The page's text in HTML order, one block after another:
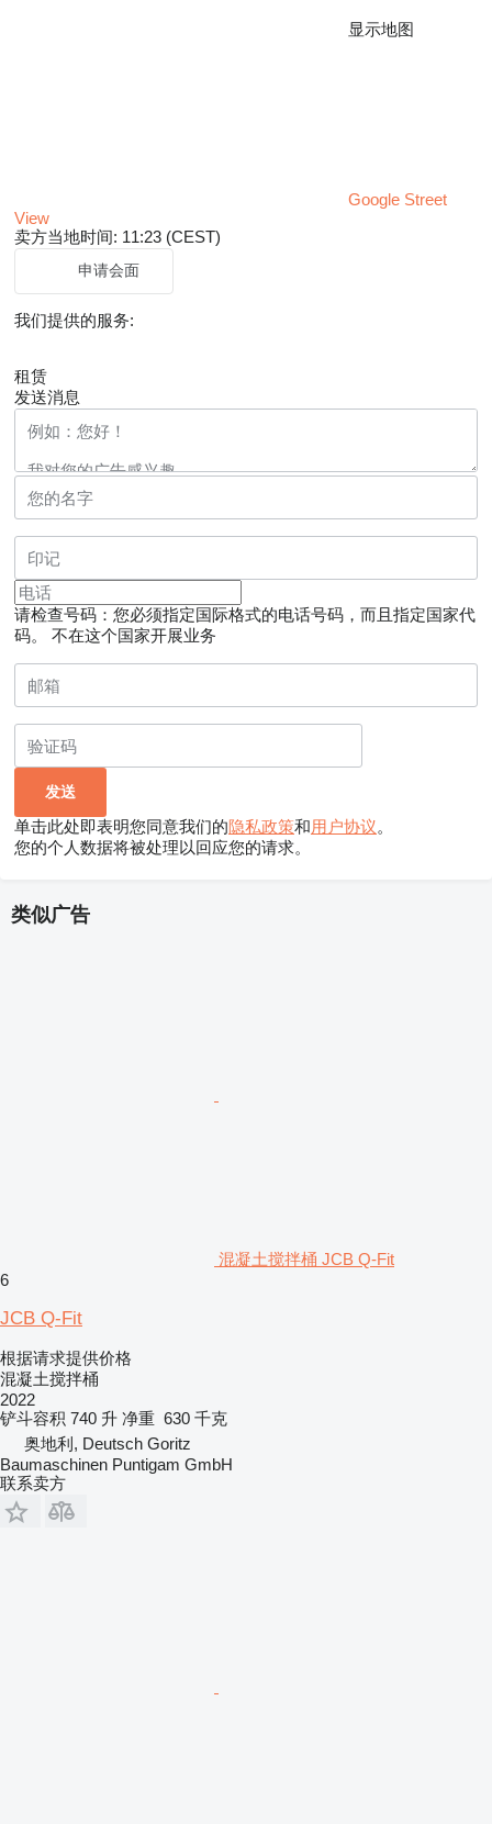
显示地图
Google Street
View
卖方当地时间: 11:23 (CEST)
申请会面
我们提供的服务:
租赁
发送消息
请检查号码：您必须指定国际格式的电话号码，而且指定国家代
码。
不在这个国家开展业务
单击此处即表明您同意我们的隐私政策和用户协议。
您的个人数据将被处理以回应您的请求。
类似广告
混凝土搅拌桶 JCB Q-Fit
6
JCB Q-Fit
根据请求提供价格
混凝土搅拌桶
2022
铲斗容积 740 升 净重 630 千克
奥地利, Deutsch Goritz
Baumaschinen Puntigam GmbH
联系卖方